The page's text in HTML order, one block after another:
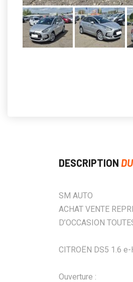
DESCRIPTION
SM AUTO
ACHAT VENTE
D’OCCASION
CITROËN DS5 1.6
Ouverture :